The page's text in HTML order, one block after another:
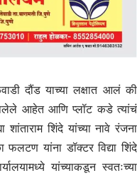
दौंड याच्या लक्षात आलं की
झालेले आहेत आणि प्लॉट कडे त्यांचं
शांताराम शिंदे यांच्या नावे रंजना
फलटण यांना डॉक्टर विद्या शिंदे
यांच्याकडून स्वतःच्या